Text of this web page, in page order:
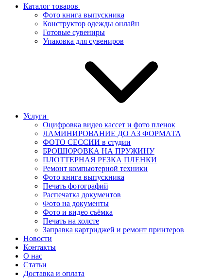
Каталог товаров
Фото книга выпускника
Конструктор одежды онлайн
Готовые сувениры
Упаковка для сувениров
Услуги
Оцифровка видео кассет и фото пленок
ЛАМИНИРОВАНИЕ ДО А3 ФОРМАТА
ФОТО СЕССИИ в студии
БРОШЮРОВКА НА ПРУЖИНУ
ПЛОТТЕРНАЯ РЕЗКА ПЛЕНКИ
Ремонт компьютерной техники
Фото книга выпускника
Печать фотографий
Распечатка документов
Фото на документы
Фото и видео съёмка
Печать на холсте
Заправка картриджей и ремонт принтеров
Новости
Контакты
О нас
Статьи
Доставка и оплата